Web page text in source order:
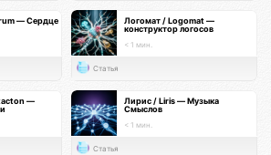
— Сердце
Логомат / Logomat —
конструктор логосов
< 1 мин.
Статья
—
Лирис / Liris — Музыка
Смыслов
< 1 мин.
Статья